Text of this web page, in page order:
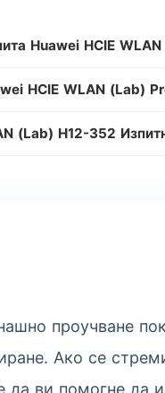
Huawei HCIE
HCIE WLAN (Lab)
(Lab) H12-352
проучване
Ако се
да ви помогне да